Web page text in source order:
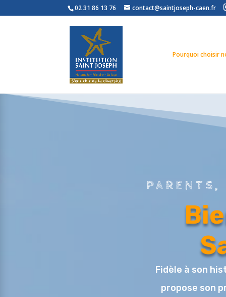
02 31 86 13 76 contact@saintjoseph-caen.fr
Pourquoi choisir
Fidèle à son
propose son